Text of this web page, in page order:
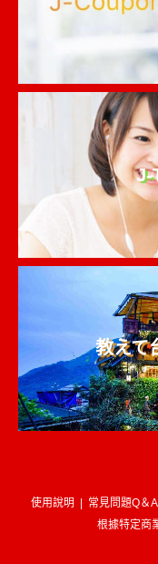
J-
教えて
使用說明 常見問題Q＆A
根據特定商